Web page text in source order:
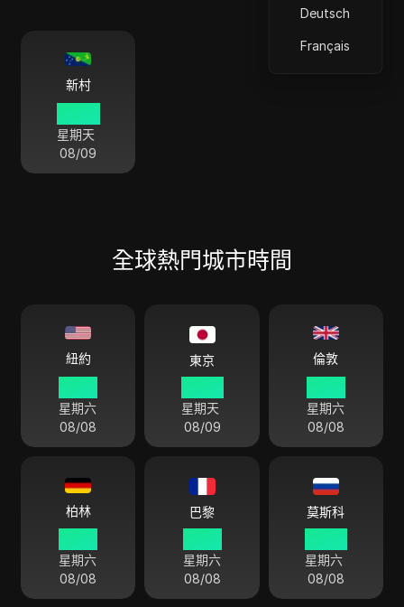
Deutsch
Français
新村
星期天
08/09
全球熱門城市時間
紐約
星期六
08/08
東京
星期天
08/09
倫敦
星期六
08/08
柏林
星期六
08/08
巴黎
星期六
08/08
莫斯科
星期六
08/08